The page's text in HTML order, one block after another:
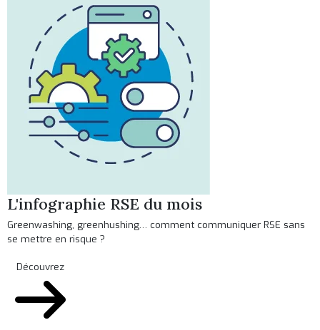
L'infographie RSE du mois
Greenwashing, greenhushing… comment communiquer RSE sans
se mettre en risque ?
Découvrez